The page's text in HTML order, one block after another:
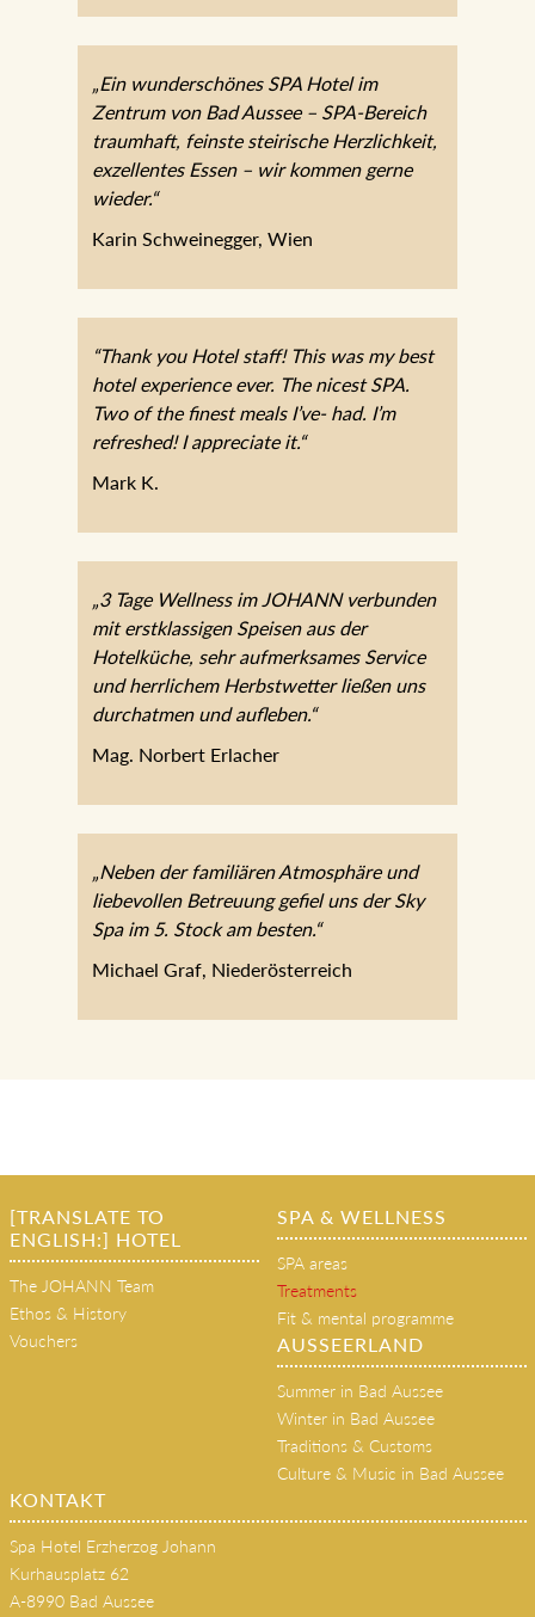
„Ein wunderschönes SPA Hotel im
Zentrum von Bad Aussee – SPA-Bereich
traumhaft, feinste steirische Herzlichkeit,
exzellentes Essen – wir kommen gerne
wieder.“
Karin Schweinegger, Wien
“Thank you Hotel staff! This was my best
hotel experience ever. The nicest SPA.
Two of the finest meals I’ve- had. I’m
refreshed! I appreciate it.“
Mark K.
„3 Tage Wellness im JOHANN verbunden
mit erstklassigen Speisen aus der
Hotelküche, sehr aufmerksames Service
und herrlichem Herbstwetter ließen uns
durchatmen und aufleben.“
Mag. Norbert Erlacher
„Neben der familiären Atmosphäre und
liebevollen Betreuung gefiel uns der Sky
Spa im 5. Stock am besten.“
Michael Graf, Niederösterreich
[TRANSLATE TO
ENGLISH:] HOTEL
The JOHANN Team
Ethos & History
Vouchers
SPA & WELLNESS
SPA areas
Treatments
Fit & mental programme
AUSSEERLAND
Summer in Bad Aussee
Winter in Bad Aussee
Traditions & Customs
Culture & Music in Bad Aussee
KONTAKT
Spa Hotel Erzherzog Johann
Kurhausplatz 62
A-8990 Bad Aussee